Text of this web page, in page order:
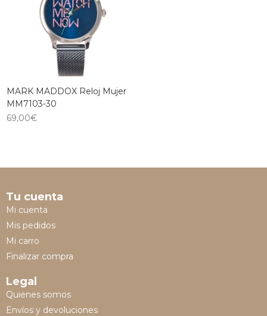
MARK MADDOX Reloj Mujer
MM7103-30
69,00€
Tu cuenta
Mi cuenta
Mis pedidos
Mi carro
Finalizar compra
Legal
Quienes somos
Envíos y devoluciones